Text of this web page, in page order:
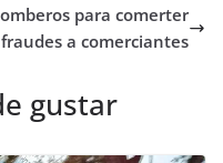
para comerter
fraudes a comerciantes
gustar